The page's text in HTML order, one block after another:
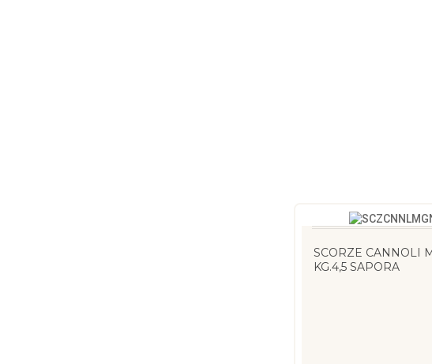
SCORZE CANNOLI
KG.4,5 SAPORA